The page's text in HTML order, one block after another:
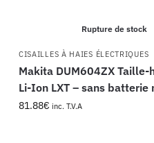
Rupture de stock
CISAILLES À HAIES ÉLECTRIQUES
Makita DUM604ZX Taille-
Li-Ion LXT – sans batterie
81.88€ inc. T.V.A